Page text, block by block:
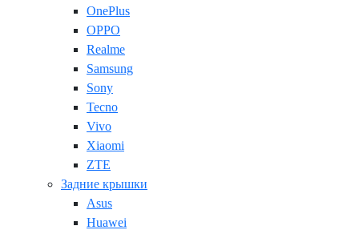
OnePlus
OPPO
Realme
Samsung
Sony
Tecno
Vivo
Xiaomi
ZTE
Задние крышки
Asus
Huawei